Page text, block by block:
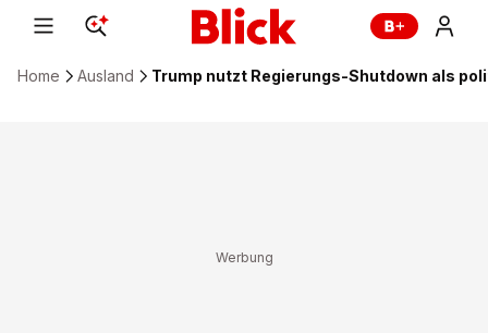
Home Ausland Trump nutzt Regierungs-Shutdown als